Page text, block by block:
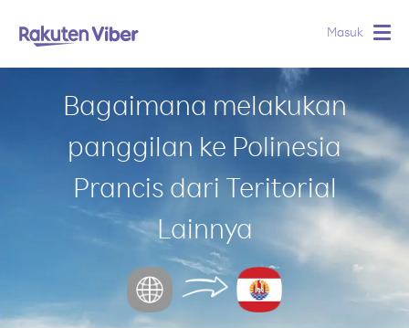
Masuk
Bagaimana melakukan
panggilan ke Polinesia
Prancis dari Teritorial
Lainnya